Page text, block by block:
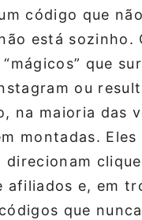
código que
está sozinho.
que
ou
na maioria das
montadas. Eles
direcionam
afiliados e, em
que